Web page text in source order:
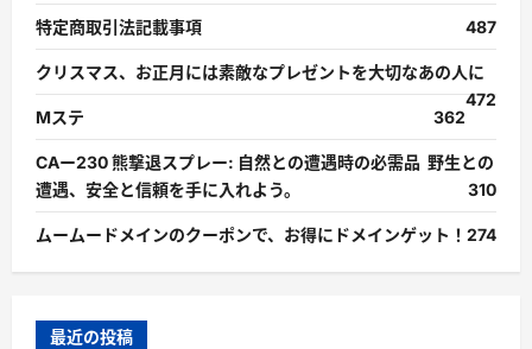
特定商取引法記載事項 487
クリスマス、お正月には素敵なプレゼントを大切なあの人に
472
Mステ
362
CAー230 熊撃退スプレー: 自然との遭遇時の必需品 野生との
遭遇、安全と信頼を手に入れよう。
310
ムームードメインのクーポンで、お得にドメインゲット！ 274
最近の投稿